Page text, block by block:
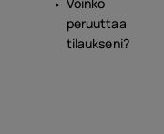
peruuttaa
tilaukseni?